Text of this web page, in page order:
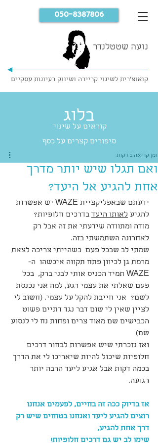
נועה שטטלנדר
קואוצ'רית לשינוי קריירה ושיווק רעיונות עסקיים
050-8387806
ואם תגלו שיש יותר מדרך
אחת להגיע אל היעד?
זמן קריאה 1 דקות
ידעתם שבאפליקציית WAZE יש אפשרות
להגיע לאותו היעד בדרכים חלופיות?
מודה ומתוודה שידעתי את זה אבל רק
לאחרונה השתמשתי בזה.
שמתי לב שבכל פעם  כשהייתי צריכה לצאת
מרמת גן לכיוון פתח תקווה איכשהו  ה-
WAZE תמיד הכניס אותי לבני ברק,  בכל
פעם שאלתי את עצמי רגע, למה אני נכנסת
לשם?  אני חייבת להקל על עצמי. (חשוב לי
לציין שאין לי שום דבר נגד דתיים פשוט
הכבישים שם מאוד צרים ופחות נח לי לנסוע
שם)
ואז נזכרתי שיש אפשרות לבחור דרכים
חלופיות שיכול להיות שיאריכו לי את הדרך
בכמה דקות אבל אגיע ליעד הרבה יותר
רגועה.
אז בדיוק ככה זה בחיים, לפעמים אנחנו
רוצים להגיע ליעד ואנחנו בטוחים שיש רק
דרך אחת להגיע,
שימו לב יש גם דרכים חלופיות!
קוראים על שינוי
סיפורים קצרים על כסף
בלוג